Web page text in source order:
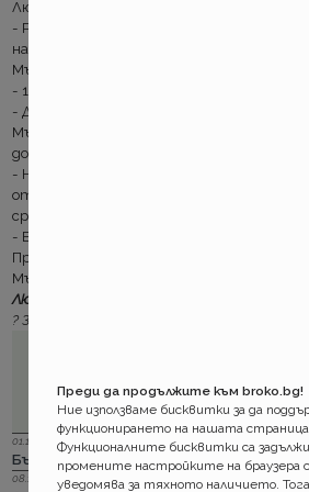
Любезен служител му отговоря:
- Разбира се, господине, този риск е
нас. За каква сума търсите покритие?
Мъжът уточнява:
- 1 000 000 лева.
- Добре. Премията ви е 73лв.
Мъжът подписва полицата. И на
доволството, все пак от любопитство
- Не разбирам само. Проверих толкова
отказваха да ме застраховат или ми
срещу невъзможна премия. Защо при вас
- Вашият договор господине предвижда
Прочетете специалните условия.
Мъжът поглежда полицата „Безусловен
Любознателни сте? Четете още тогава:
? За покритието по гражданска
01.12.2023 г.
Бързи, по - бързи, Дженарали. За каско
08.11.2023 г.
Преди да продължите към broko.bg!
Ние използваме бисквитки за да
функционирането на нашата
Функционалните бисквитки са
промените настройките на браузера
уведомява за тяхното наличието.